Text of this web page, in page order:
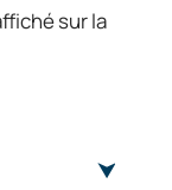
sur la